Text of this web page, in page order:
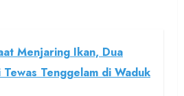
Menjaring Ikan, Dua
Tenggelam di Waduk